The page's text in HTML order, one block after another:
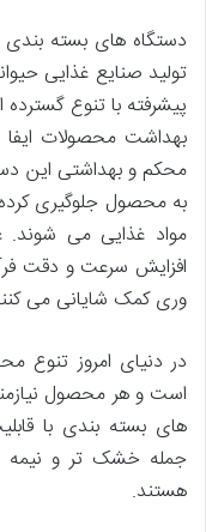
دستگاه های بسته
تولید صنایع غذایی
پیشرفته با تنوع
بهداشت محصولات
محکم و بهداشتی این
به محصول جلوگیری
مواد غذایی می شوند.
افزایش سرعت و دقت
وری کمک شایانی می
در دنیای امروز تنوع
است و هر محصول
های بسته بندی با
جمله خشک تر و نیمه
هستند.